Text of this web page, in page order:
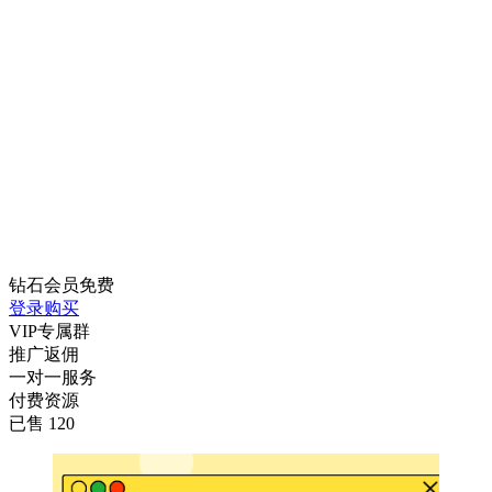
钻石会员免费
登录购买
VIP专属群
推广返佣
一对一服务
付费资源
已售 120